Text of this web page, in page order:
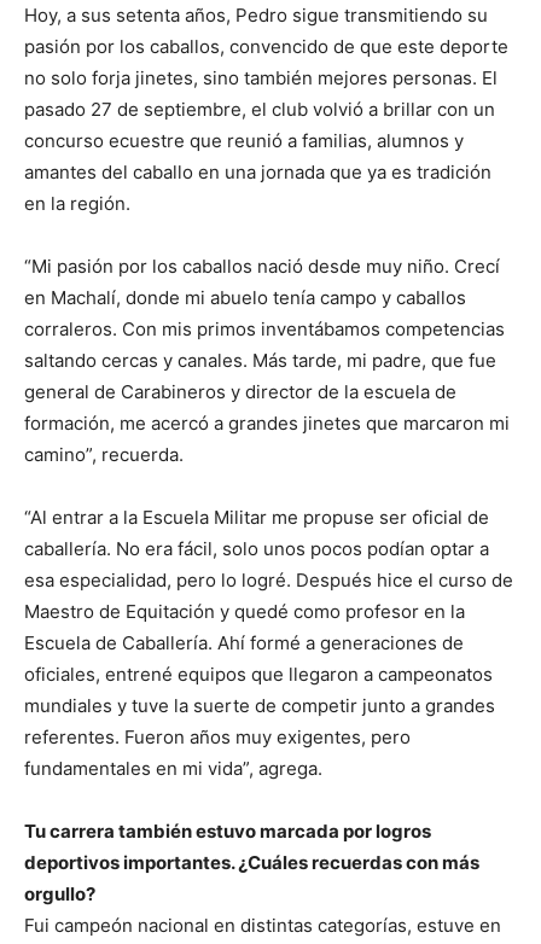
Hoy, a sus setenta años, Pedro sigue transmitiendo su
pasión por los caballos, convencido de que este deporte
no solo forja jinetes, sino también mejores personas. El
pasado 27 de septiembre, el club volvió a brillar con un
concurso ecuestre que reunió a familias, alumnos y
amantes del caballo en una jornada que ya es tradición
en la región.
“Mi pasión por los caballos nació desde muy niño. Crecí
en Machalí, donde mi abuelo tenía campo y caballos
corraleros. Con mis primos inventábamos competencias
saltando cercas y canales. Más tarde, mi padre, que fue
general de Carabineros y director de la escuela de
formación, me acercó a grandes jinetes que marcaron mi
camino”, recuerda.
“Al entrar a la Escuela Militar me propuse ser oficial de
caballería. No era fácil, solo unos pocos podían optar a
esa especialidad, pero lo logré. Después hice el curso de
Maestro de Equitación y quedé como profesor en la
Escuela de Caballería. Ahí formé a generaciones de
oficiales, entrené equipos que llegaron a campeonatos
mundiales y tuve la suerte de competir junto a grandes
referentes. Fueron años muy exigentes, pero
fundamentales en mi vida”, agrega.
Tu carrera también estuvo marcada por logros
deportivos importantes. ¿Cuáles recuerdas con más
orgullo?
Fui campeón nacional en distintas categorías, estuve en